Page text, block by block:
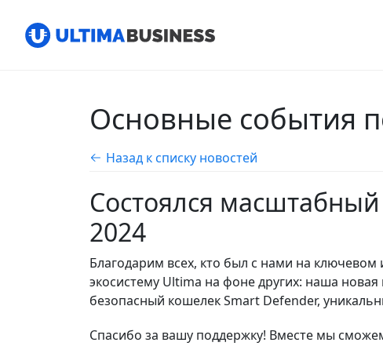
Основные события
Назад к списку новостей
Состоялся масштабный
2024
Благодарим всех, кто был с нами на
экосистему Ultima на фоне других: наша новая
безопасный кошелек Smart Defender,
Спасибо за вашу поддержку! Вместе мы